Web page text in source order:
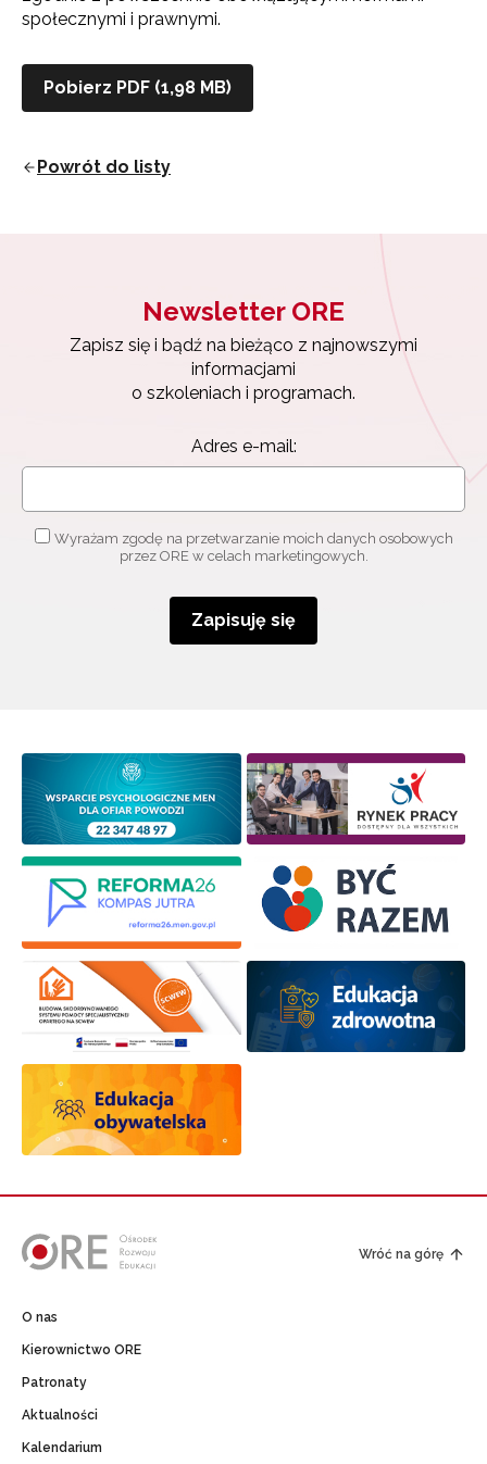
społecznymi i prawnymi.
Pobierz PDF (1,98 MB)
Powrót do listy
Newsletter ORE
Zapisz się i bądź na bieżąco z najnowszymi
informacjami
o szkoleniach i programach.
Adres e-mail:
Wyrażam zgodę na przetwarzanie moich danych osobowych
przez ORE w celach marketingowych.
Zapisuję się
Wróć na górę
O nas
Kierownictwo ORE
Patronaty
Aktualności
Kalendarium